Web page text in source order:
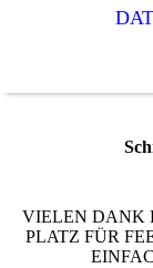
VIELEN DANK
PLATZ FÜR